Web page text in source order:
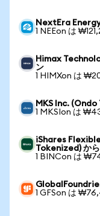
NextEra
1 NEEon は
Himax
ン
1 HIMXon は
MKS Inc.
1 MKSIon は
iShares
Tokenized) か
1 BINCon は
1 GFSon は